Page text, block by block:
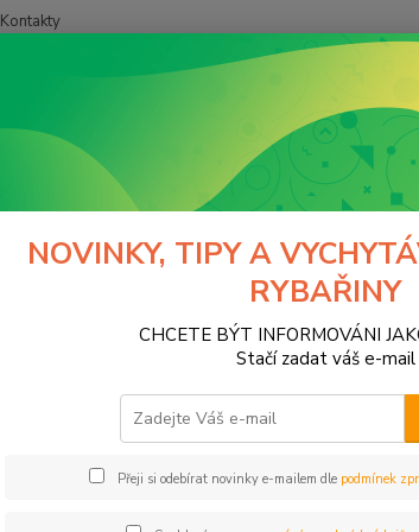
Kontakty
Kultura a zábava
Kultura a zábava
Kč Od
NOVINKY, TIPY A
RYBAŘINY
CHCETE BÝT INFORMOVÁNI
Stačí zadat váš e-mail
Přeji si odebírat novinky e-mailem dle podmínek